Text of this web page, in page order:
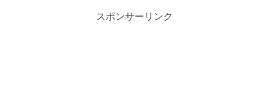
スポンサーリンク